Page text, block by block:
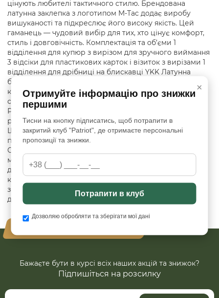
цінують любителі тактичного стилю. Брендована
латунна заклепка з логотипом M-Tac додає виробу
вишуканості та підкреслює його високу якість. Цей
гаманець — чудовий вибір для тих, хто цінує комфорт,
стиль і довговічність. Комплектація та об’єми 1
відділення для купюр з вирізом для зручного виймання
3 відсіки для пластикових карток і візиток з вирізами 1
відділення для дрібниці на блискавці YKK Латунна
брендована заклепка Передня велкро-панель для
кріплення патчів Технічні характеристики Матеріал:
сучасний полімерний композит Колір: Ranger Green
Розміри (у складеному вигляді): 12 × 10 см Розміри (у
розкладеному вигляді): 22 × 10 см Вага: близько 60 г
Шви: посилена нейлонова нитка Особливості та
переваги Висока зносостійкість та вологостійкість
Стійкість до вигорання та деформації Компактний і
мінімалістичний дизайн Надійне відділення для
дрібниці на блискавці YKK Велкро-панель для
кріплення тактичних патчів Брендована латунна
заклепка з логотипом Зручні вирізи для швидкого
доступу до карток і купюр
×
Отримуйте інформацію про знижки
першими
Тисни на кнопку підписатись, щоб потрапити в
закритий клуб "Patriot", де отримаєте персональні
пропозиції та знижки.
Потрапити в клуб
Дозволяю обробляти та зберігати мої дані
Бажаєте бути в курсі всіх наших акцій та знижок?
Підпишіться на розсилку